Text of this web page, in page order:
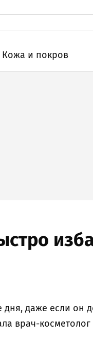
Кожа и покров
даже если он
врач-косметолог